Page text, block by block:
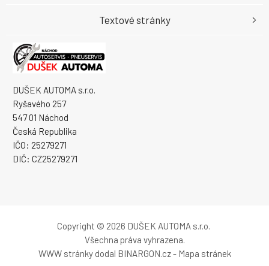
DUŠEK AUTOMA s.r.o.
Ryšavého 257
547 01 Náchod
Česká Republika
IČO: 25279271
DIČ: CZ25279271
Textové stránky
Copyright © 2026 DUŠEK AUTOMA s.r.o.
Všechna práva vyhrazena.
WWW stránkydodal BINARGON.cz- Mapa stránek